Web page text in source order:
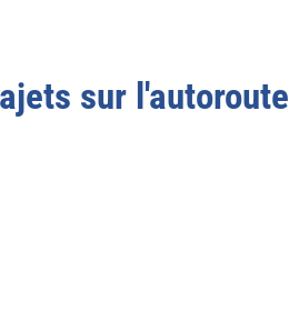
sur l'autoroute